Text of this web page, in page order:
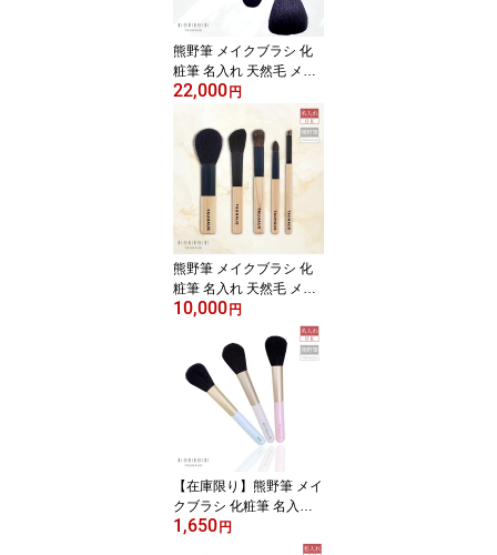
熊野筆 メイクブラシ 化
粧筆 名入れ 天然毛 メイ
クブラシセット『ROYAL
メイクブラシ7本＆10本
用ブラシケースセット』
女性 プレゼント ギフト
お洒落 可愛い 20代 30代
40代 50代 母の日 結婚祝
引出物 ホワイトデー
22,000円
熊野筆 メイクブラシ 化
粧筆 名入れ 天然毛 メイ
クブラシセット『NH-Lin
e メイクブラシ5本セッ
ト』女性 プレゼント ギ
フト お洒落 可愛い 20代
30代 40代 50代 母の日
結婚祝 引き出物 引出物
ホワイトデー 成人祝
10,000円
【在庫限り】熊野筆 メイ
クブラシ 化粧筆 名入れ
天然毛 チークブラシ『ネ
ットショップ限定！ラメ
1,650円